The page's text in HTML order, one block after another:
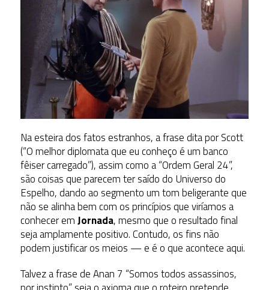
Na esteira dos fatos estranhos, a frase dita por Scott
(“O melhor diplomata que eu conheço é um banco
fêiser carregado”), assim como a “Ordem Geral 24”,
são coisas que parecem ter saído do Universo do
Espelho, dando ao segmento um tom beligerante que
não se alinha bem com os princípios que viríamos a
conhecer emJornada, mesmo que o resultado final
seja amplamente positivo. Contudo, os fins não
podem justificar os meios — e é o que acontece aqui.
Talvez a frase de Anan 7 “Somos todos assassinos,